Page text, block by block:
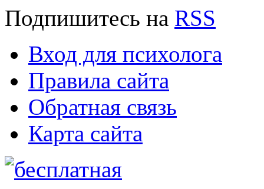
Подпишитесь на RSS
Вход для психолога
Правила сайта
Обратная связь
Карта сайта